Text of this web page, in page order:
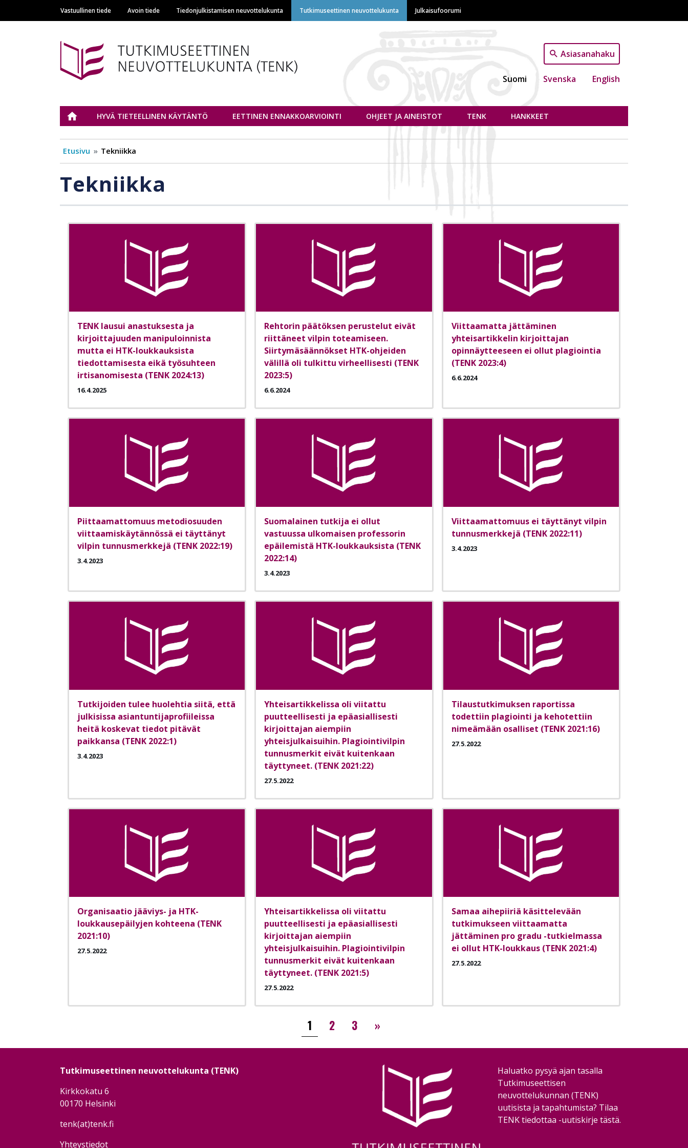
Hyppää
pääsisältöön
Main navigation
Vastuullinen tiede Avoin tiede Tiedonjulkistamisen neuvottelukunta Tutkimuseettinen neuvottelukunta Julkaisufoorumi
Asiasanahaku
Suomi Svenska English
Tutkimuseettinen neuvottelukunta
ETUSIVUHYVÄ TIETEELLINEN KÄYTÄNTÖ EETTINEN ENNAKKOARVIOINTI OHJEET JA AINEISTOT TENK HANKKEET
Etusivu Tekniikka
Tekniikka
TENK lausui anastuksesta ja
kirjoittajuuden manipuloinnista
mutta ei HTK-loukkauksista
tiedottamisesta eikä työsuhteen
irtisanomisesta (TENK 2024:13)
16.4.2025
Rehtorin päätöksen perustelut eivät
riittäneet vilpin toteamiseen.
Siirtymäsäännökset HTK-ohjeiden
välillä oli tulkittu virheellisesti (TENK
2023:5)
6.6.2024
Viittaamatta jättäminen
yhteisartikkelin kirjoittajan
opinnäytteeseen ei ollut plagiointia
(TENK 2023:4)
6.6.2024
Piittaamattomuus metodiosuuden
viittaamiskäytännössä ei täyttänyt
vilpin tunnusmerkkejä (TENK 2022:19)
3.4.2023
Suomalainen tutkija ei ollut
vastuussa ulkomaisen professorin
epäilemistä HTK-loukkauksista (TENK
2022:14)
3.4.2023
Viittaamattomuus ei täyttänyt vilpin
tunnusmerkkejä (TENK 2022:11)
3.4.2023
Tutkijoiden tulee huolehtia siitä, että
julkisissa asiantuntijaprofiileissa
heitä koskevat tiedot pitävät
paikkansa (TENK 2022:1)
3.4.2023
Yhteisartikkelissa oli viitattu
puutteellisesti ja epäasiallisesti
kirjoittajan aiempiin
yhteisjulkaisuihin. Plagiointivilpin
tunnusmerkit eivät kuitenkaan
täyttyneet. (TENK 2021:22)
27.5.2022
Tilaustutkimuksen raportissa
todettiin plagiointi ja kehotettiin
nimeämään osalliset (TENK 2021:16)
27.5.2022
Organisaatio jääviys- ja HTK-
loukkausepäilyjen kohteena (TENK
2021:10)
27.5.2022
Yhteisartikkelissa oli viitattu
puutteellisesti ja epäasiallisesti
kirjoittajan aiempiin
yhteisjulkaisuihin. Plagiointivilpin
tunnusmerkit eivät kuitenkaan
täyttyneet. (TENK 2021:5)
27.5.2022
Samaa aihepiiriä käsittelevään
tutkimukseen viittaamatta
jättäminen pro gradu -tutkielmassa
ei ollut HTK-loukkaus (TENK 2021:4)
27.5.2022
1 2 3 »
Tutkimuseettinen neuvottelukunta (TENK)
Kirkkokatu 6
00170 Helsinki
tenk(at)tenk.fi
Yhteystiedot
Haluatko pysyä ajan tasalla
Tutkimuseettisen
neuvottelukunnan (TENK)
uutisista ja tapahtumista? Tilaa
TENK tiedottaa -uutiskirje tästä.